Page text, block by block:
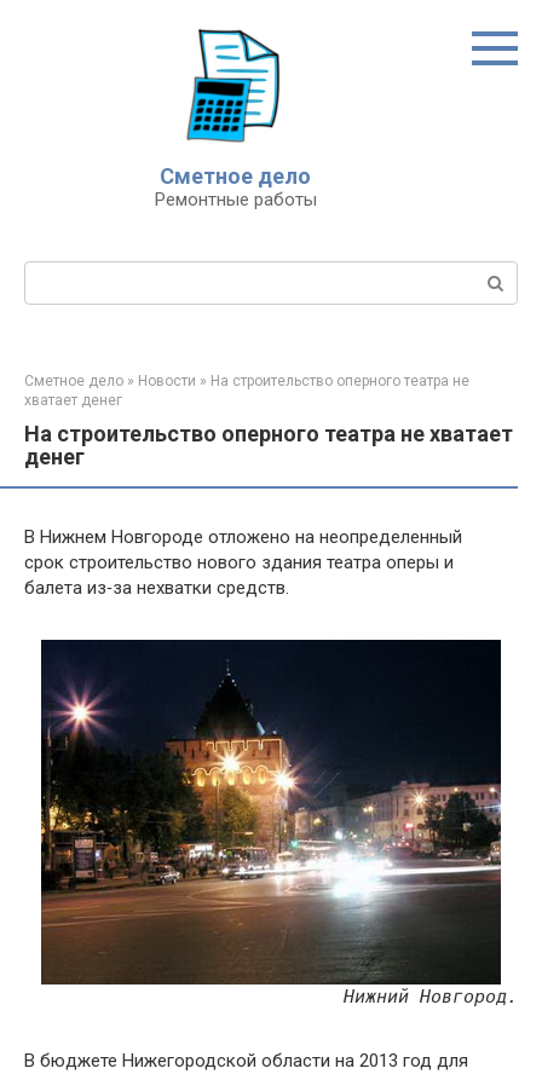
Сметное дело
Ремонтные работы
Поиск:
Сметное дело » Новости » На строительство оперного театра не
хватает денег
На строительство оперного театра не хватает
денег
В Нижнем Новгороде отложено на неопределенный
срок строительство нового здания театра оперы и
балета из‑за нехватки средств.
Нижний Новгород.
В бюджете Нижегородской области на 2013 год для